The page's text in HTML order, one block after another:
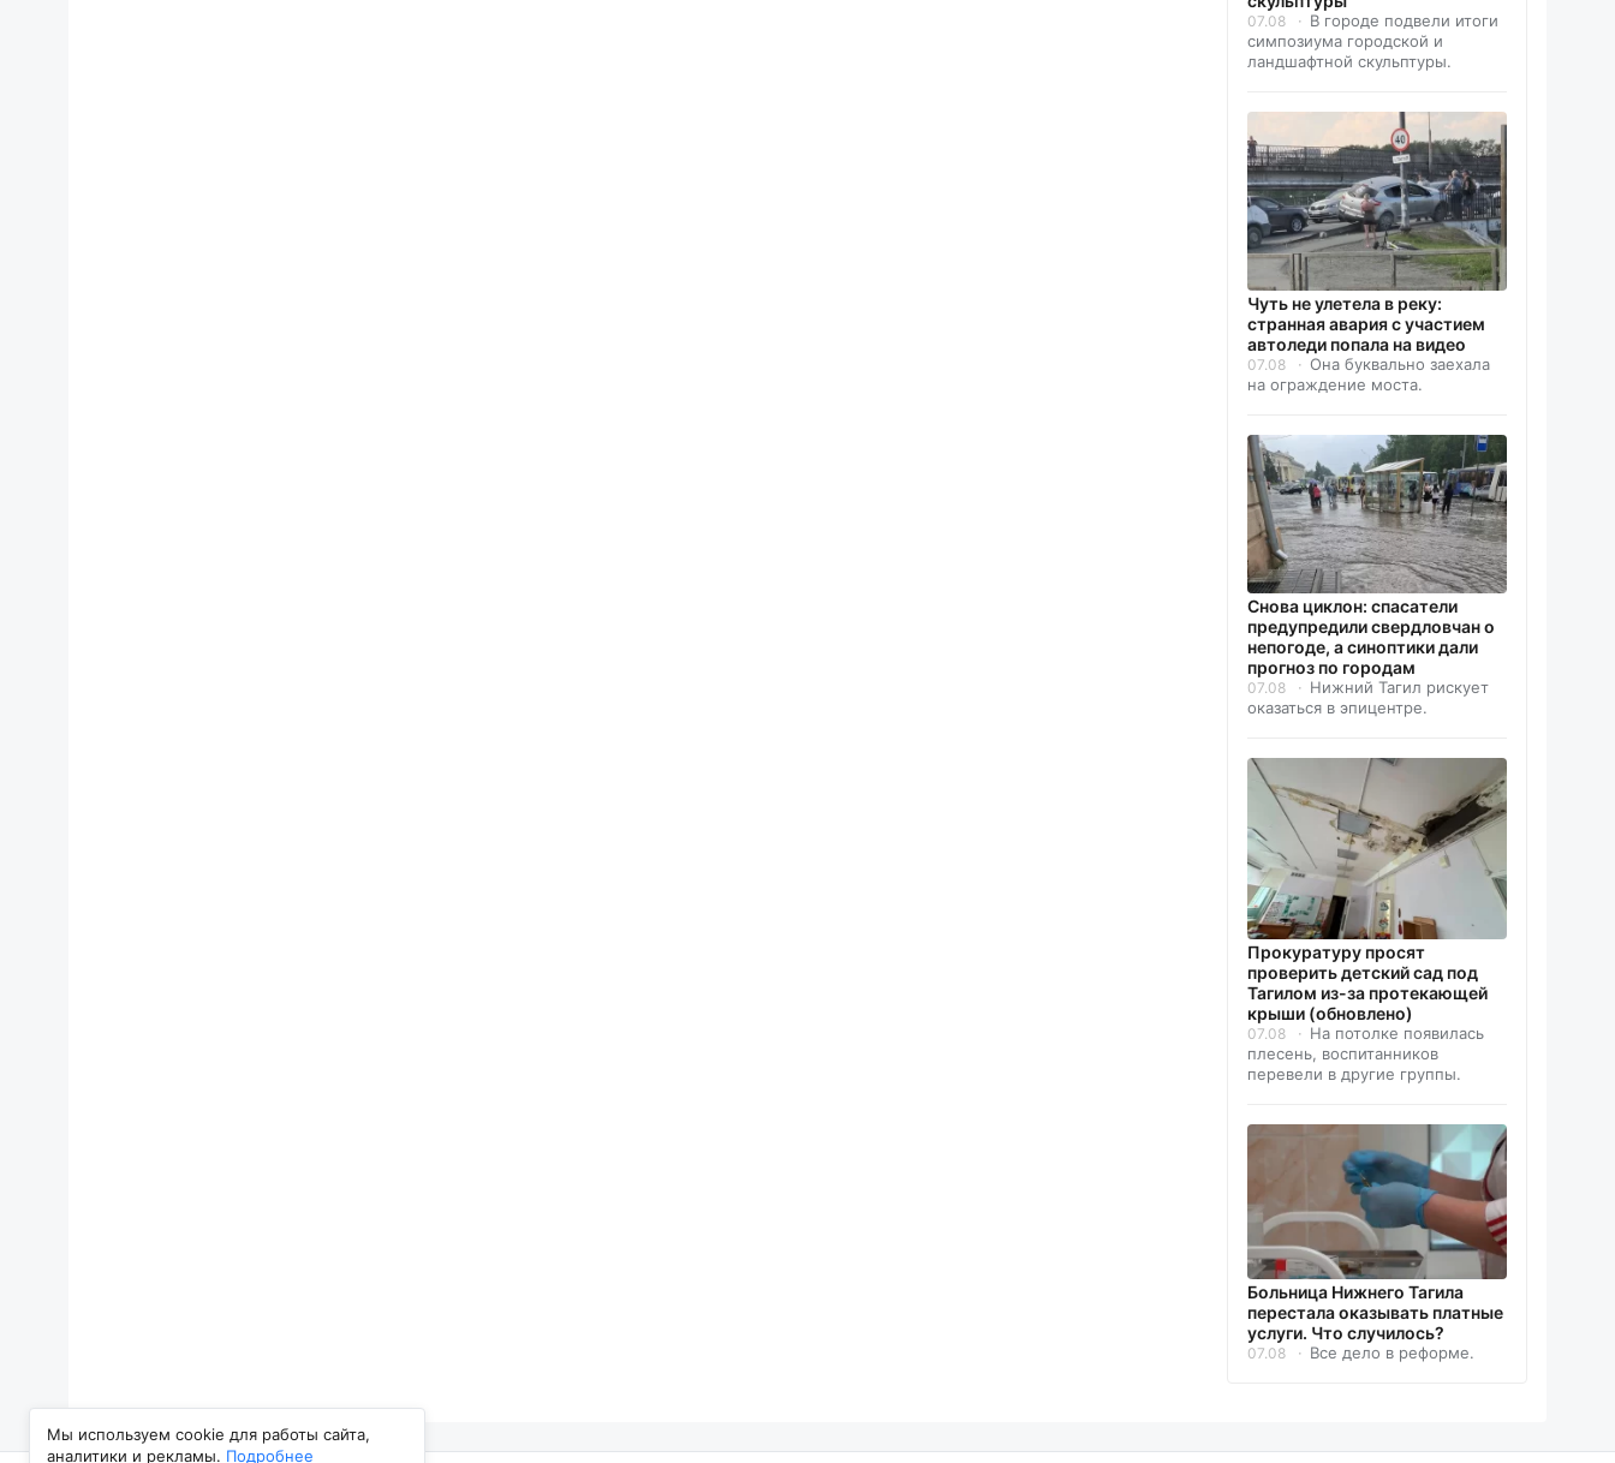
Мы используем cookie для работы сайта,
аналитики и рекламы. Подробнее
07.08
В городе подвели итоги
симпозиума городской и
ландшафтной скульптуры.
Чуть не улетела в реку:
странная авария с участием
автоледи попала на видео
07.08
Она буквально заехала
на ограждение моста.
Снова циклон: спасатели
предупредили свердловчан о
непогоде, а синоптики дали
прогноз по городам
07.08
Нижний Тагил рискует
оказаться в эпицентре.
Прокуратуру просят
проверить детский сад под
Тагилом из-за протекающей
крыши (обновлено)
07.08
На потолке появилась
плесень, воспитанников
перевели в другие группы.
Больница Нижнего Тагила
перестала оказывать платные
услуги. Что случилось?
07.08 Все дело в реформе.